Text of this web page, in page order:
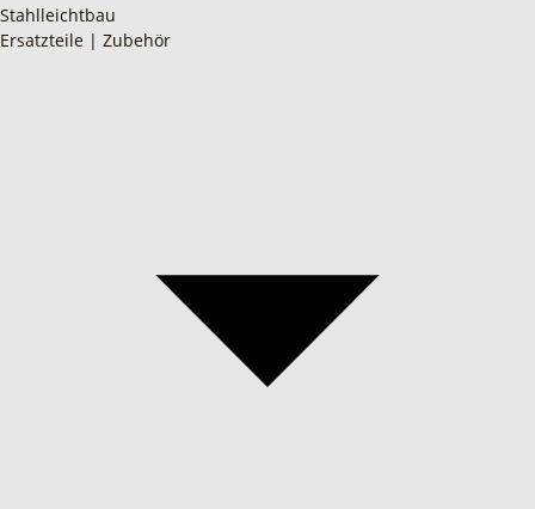
Stahlleichtbau
Ersatzteile | Zubehör